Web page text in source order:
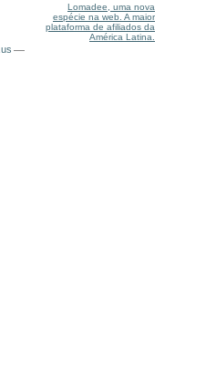
Lomadee, uma nova
espécie na web. A maior
plataforma de afiliados da
América Latina.